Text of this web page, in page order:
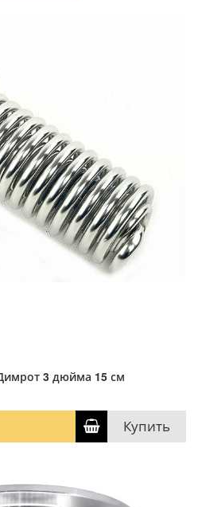
3 дюйма 15 см
Купить